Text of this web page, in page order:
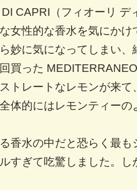
CAPRI（フィオーリ デ
女性的な香水を気にか
妙に気になってしまい
買った
トレートなレモンが来
体的にはレモンティー
香水の中だと恐らく最
すぎて吃驚しました。